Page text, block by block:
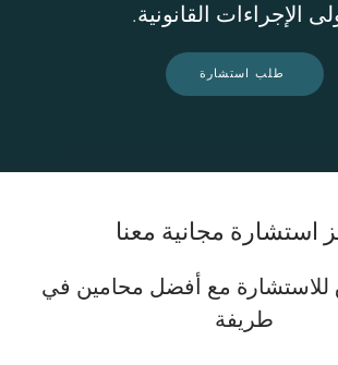
الإجراءات القانونية.
طلب استشارة
استشارة مجانية معنا
طرق للاستشارة مع أفضل محامين في
طريفة